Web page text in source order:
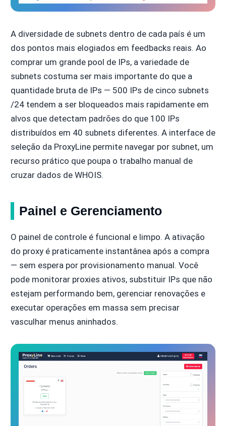
A diversidade de subnets dentro de cada país é um
dos pontos mais elogiados em feedbacks reais. Ao
comprar um grande pool de IPs, a variedade de
subnets costuma ser mais importante do que a
quantidade bruta de IPs — 500 IPs de cinco subnets
/24 tendem a ser bloqueados mais rapidamente em
alvos que detectam padrões do que 100 IPs
distribuídos em 40 subnets diferentes. A interface de
seleção da ProxyLine permite navegar por subnet, um
recurso prático que poupa o trabalho manual de
cruzar dados de WHOIS.
Painel e Gerenciamento
O painel de controle é funcional e limpo. A ativação
do proxy é praticamente instantânea após a compra
— sem espera por provisionamento manual. Você
pode monitorar proxies ativos, substituir IPs que não
estejam performando bem, gerenciar renovações e
executar operações em massa sem precisar
vasculhar menus aninhados.